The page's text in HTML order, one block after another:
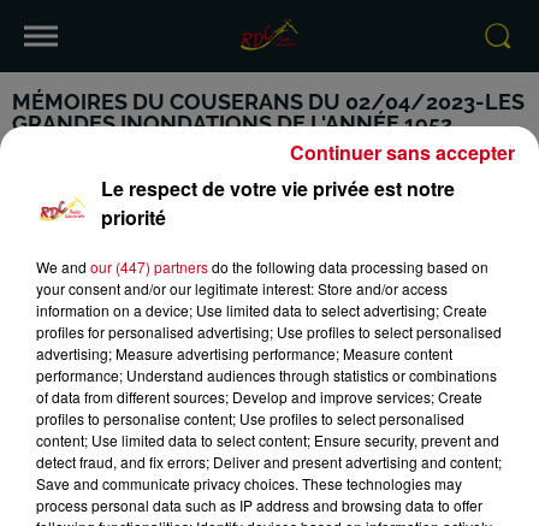
MÉMOIRES DU COUSERANS DU 02/04/2023-LES
GRANDES INONDATIONS DE L'ANNÉE 1952
VOTRE INFO DE PROXIMITÉ PODCASTS ET REPLAY
RDC CONTACT
Mentions Légales Conditions Générales d'Utilisation
Politique de Confidentialité Politique Cookies
Le respect de votre vie privée est notre
priorité
We and our (447) partnersdo the following data processing based on
your consent and/or our legitimate interest: Store and/or access
information on a device; Use limited data to select advertising; Create
profiles for personalised advertising; Use profiles to select personalised
advertising; Measure advertising performance; Measure content
performance; Understand audiences through statistics or combinations
of data from different sources; Develop and improve services; Create
profiles to personalise content; Use profiles to select personalised
content; Use limited data to select content; Ensure security, prevent and
detect fraud, and fix errors; Deliver and present advertising and content;
Save and communicate privacy choices. These technologies may
process personal data such as IP address and browsing data to offer
Continuer sans accepter